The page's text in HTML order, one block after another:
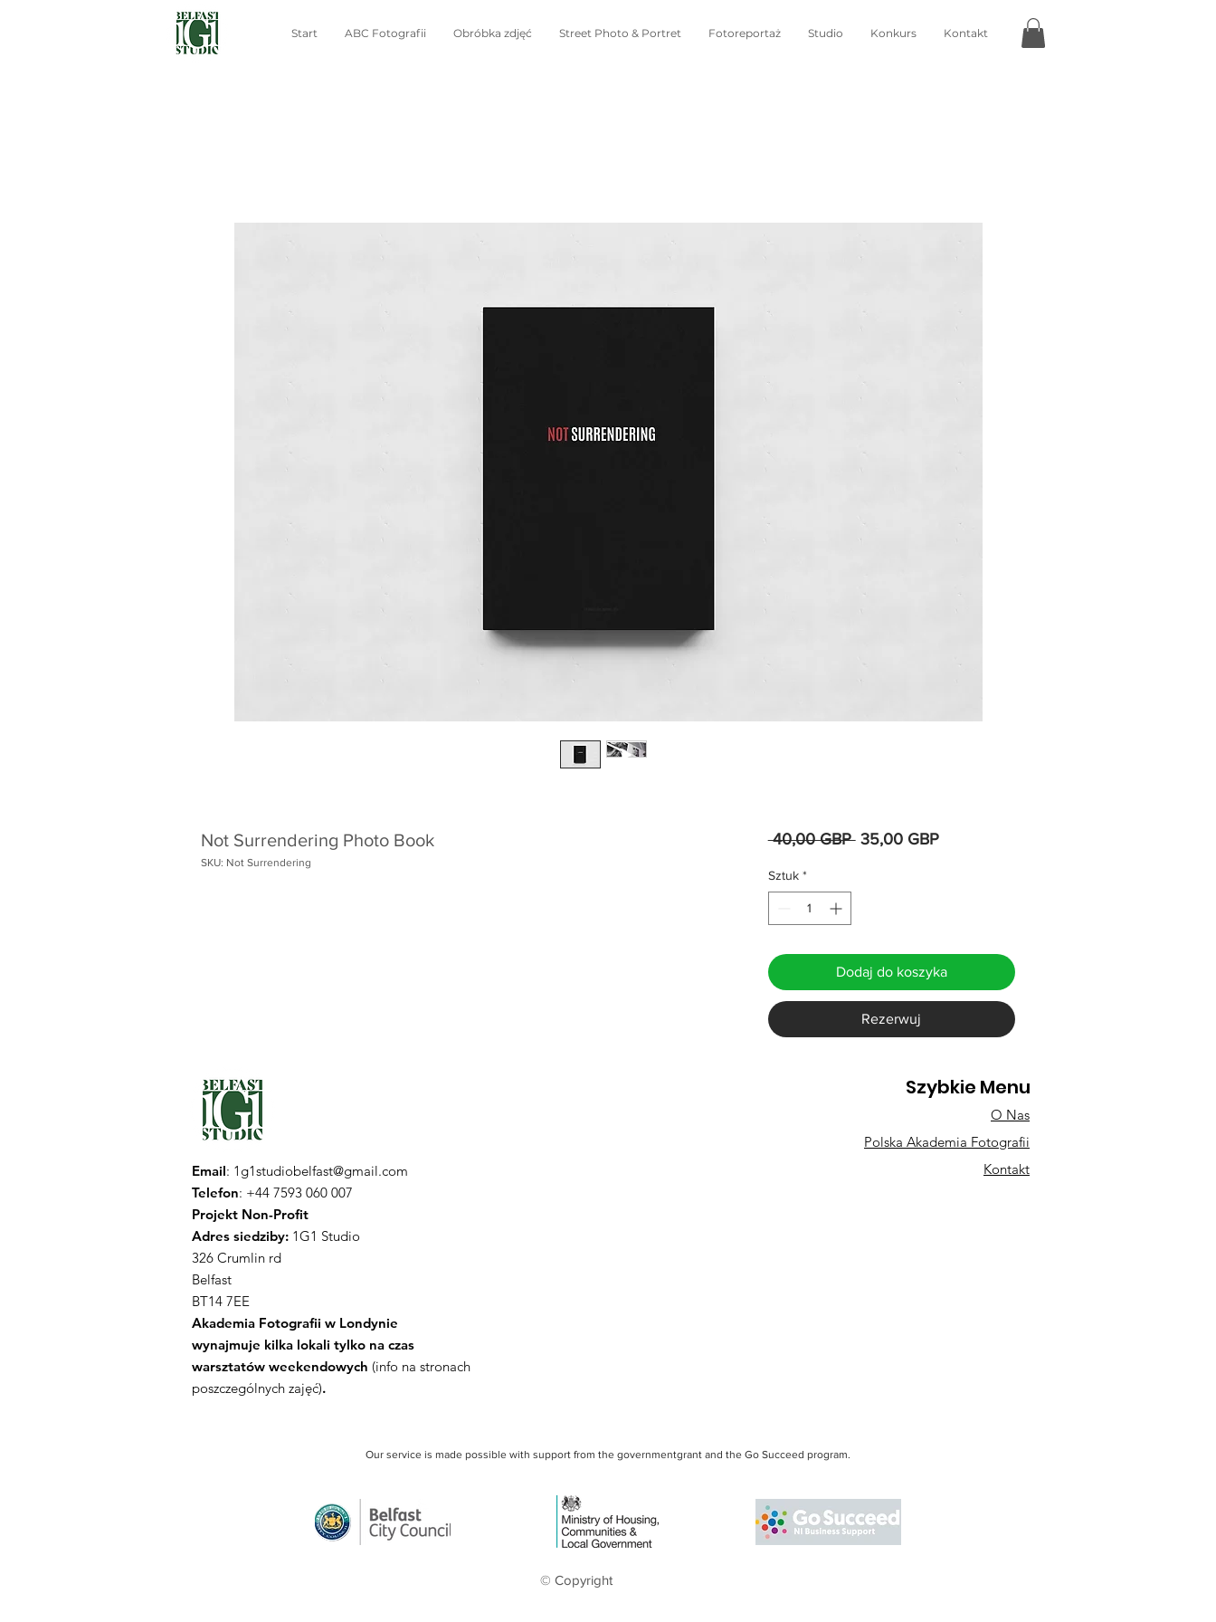
Start ABC Fotografii Obróbka zdjęć Street Photo & Portret Fotoreportaż Studio Konkurs Kontakt
Not Surrendering Photo Book
SKU: Not Surrendering
40,00 GBP Regularna
35,00 GBPCena
Sztuk *
Dodaj do koszyka
Rezerwuj
Email: 1g1studiobelfast@gmail.com
Telefon: +44 7593 060 007
Projekt Non-Profit
Adres siedziby: 1G1 Studio
326 Crumlin rd
Belfast
BT14 7EE
Akademia Fotografii w Londynie
wynajmuje kilka lokali tylko na czas
warsztatów weekendowych (info na stronach
poszczególnych zajęć).
Szybkie Menu
O Nas
Polska Akademia Fotografii
Kontakt
Our service is made possible with support from the governmentgrant and the Go Succeed program.
© Copyright